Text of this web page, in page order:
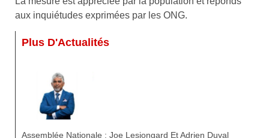
aux inquiétudes exprimées par les ONG.
Plus D'Actualités
Assemblée Nationale : Joe Lesjongard Et Adrien Duval